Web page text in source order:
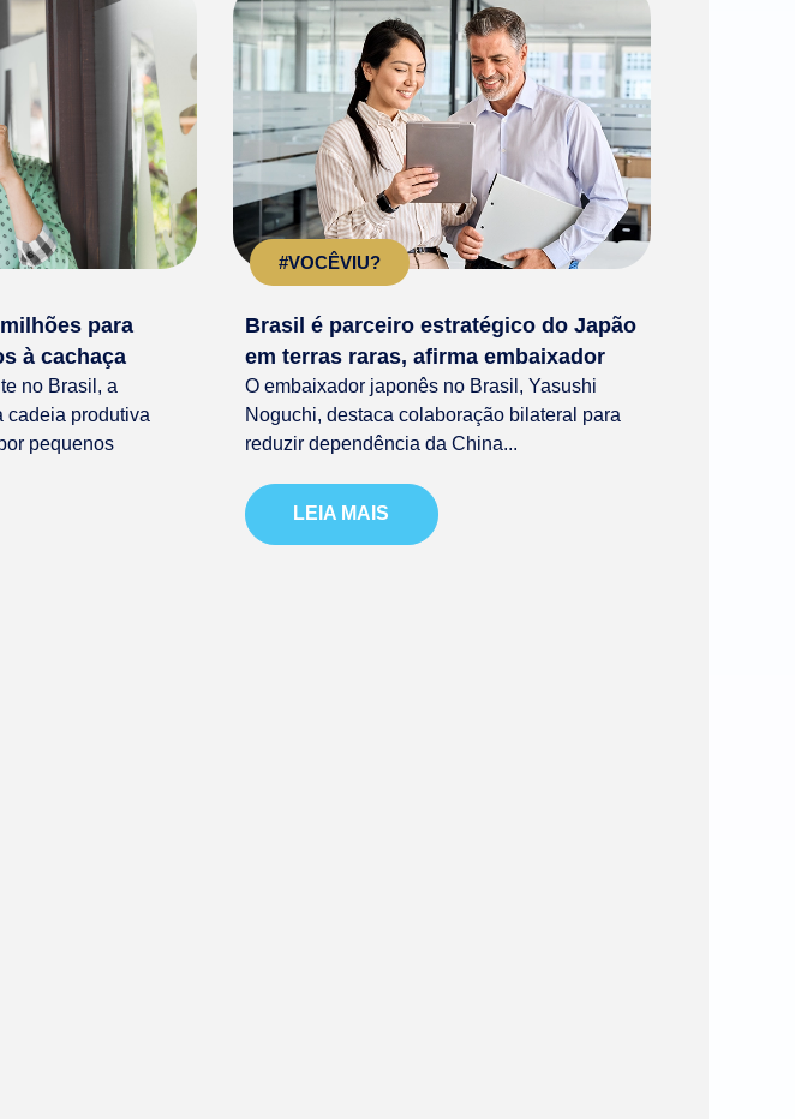
para
à cachaça
no Brasil, a
cadeia produtiva
pequenos
#VOCÊVIU?
Brasil é parceiro estratégico do Japão
em terras raras, afirma embaixador
O embaixador japonês no Brasil, Yasushi
Noguchi, destaca colaboração bilateral para
reduzir dependência da China...
LEIA MAIS